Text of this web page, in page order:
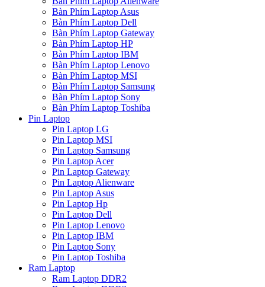
Bàn Phím Laptop Asus
Bàn Phím Laptop Dell
Bàn Phím Laptop Gateway
Bàn Phím Laptop HP
Bàn Phím Laptop IBM
Bàn Phím Laptop Lenovo
Bàn Phím Laptop MSI
Bàn Phím Laptop Samsung
Bàn Phím Laptop Sony
Bàn Phím Laptop Toshiba
Pin Laptop
Pin Laptop LG
Pin Laptop MSI
Pin Laptop Samsung
Pin Laptop Acer
Pin Laptop Gateway
Pin Laptop Alienware
Pin Laptop Asus
Pin Laptop Hp
Pin Laptop Dell
Pin Laptop Lenovo
Pin Laptop IBM
Pin Laptop Sony
Pin Laptop Toshiba
Ram Laptop
Ram Laptop DDR2